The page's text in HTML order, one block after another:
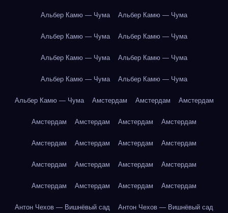
Альбер Камю — Чума Альбер Камю — Чума
Альбер Камю — Чума Альбер Камю — Чума
Альбер Камю — Чума Альбер Камю — Чума
Альбер Камю — Чума Альбер Камю — Чума
Альбер Камю — Чума Амстердам Амстердам Амстердам
Амстердам Амстердам Амстердам Амстердам
Амстердам Амстердам Амстердам Амстердам
Амстердам Амстердам Амстердам Амстердам
Амстердам Амстердам Амстердам Амстердам
Антон Чехов — Вишнёвый сад Антон Чехов — Вишнёвый сад